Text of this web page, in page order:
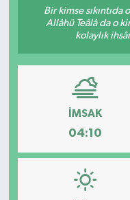
Bir kimse sıkıntıda
Allâhü Teâlâ da o
kolaylık
İMSAK
04:10